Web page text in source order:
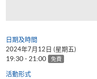
日期及時間
2024年7月12日 (星期五)
19:30 - 21:00 免費
活動形式